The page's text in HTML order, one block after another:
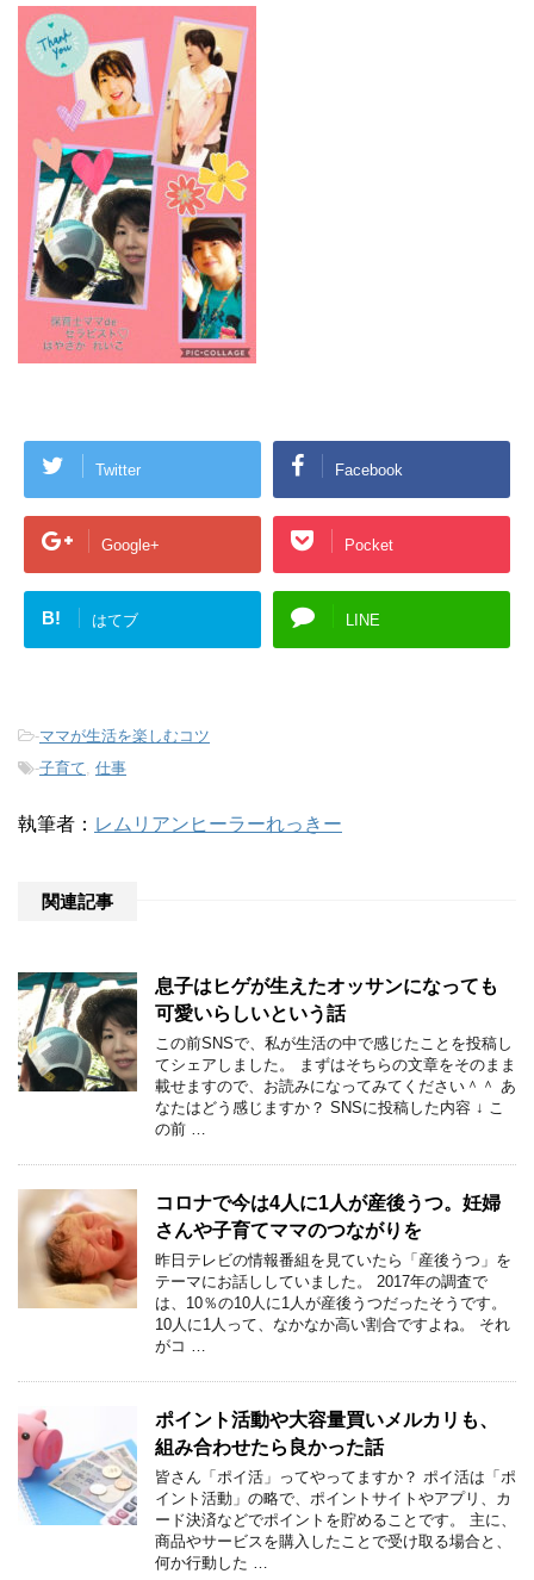
Twitter Facebook
Google+ Pocket
B! はてブ LINE
-ママが生活を楽しむコツ
-子育て 仕事
執筆者： レムリアンヒーラーれっきー
関連記事
息子はヒゲが生えたオッサンになっても
可愛いらしいという話
この前SNSで、私が生活の中で感じたことを投稿し
てシェアしました。 まずはそちらの文章をそのまま
載せますので、お読みになってみてください＾＾ あ
なたはどう感じますか？ SNSに投稿した内容 ↓ こ
の前 …
コロナで今は4人に1人が産後うつ。妊婦
さんや子育てママのつながりを
昨日テレビの情報番組を見ていたら「産後うつ」を
テーマにお話ししていました。 2017年の調査で
は、10％の10人に1人が産後うつだったそうです。
10人に1人って、なかなか高い割合ですよね。 それ
がコ …
ポイント活動や大容量買いメルカリも、
組み合わせたら良かった話
皆さん「ポイ活」ってやってますか？ ポイ活は「ポ
イント活動」の略で、ポイントサイトやアプリ、カ
ード決済などでポイントを貯めることです。 主に、
商品やサービスを購入したことで受け取る場合と、
何か行動した …